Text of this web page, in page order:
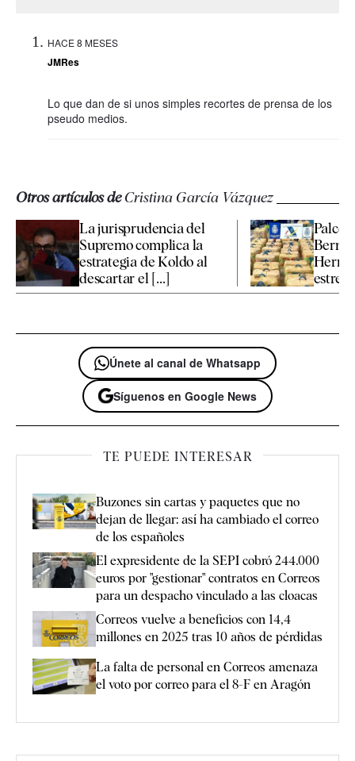
HACE 8 MESES
JMRes
Lo que dan de si unos simples recortes de prensa de los
pseudo medios.
Otros artículos deCristina García Vázquez
La jurisprudencia del
Supremo complica la
estrategia de Koldo al
descartar el [...]
Únete al canal de Whatsapp
Síguenos en Google News
TE PUEDE INTERESAR
Buzones sin cartas y paquetes que no
dejan de llegar: así ha cambiado el correo
de los españoles
El expresidente de la SEPI cobró 244.000
euros por "gestionar" contratos en Correos
para un despacho vinculado a las cloacas
Correos vuelve a beneficios con 14,4
millones en 2025 tras 10 años de pérdidas
La falta de personal en Correos amenaza
el voto por correo para el 8-F en Aragón